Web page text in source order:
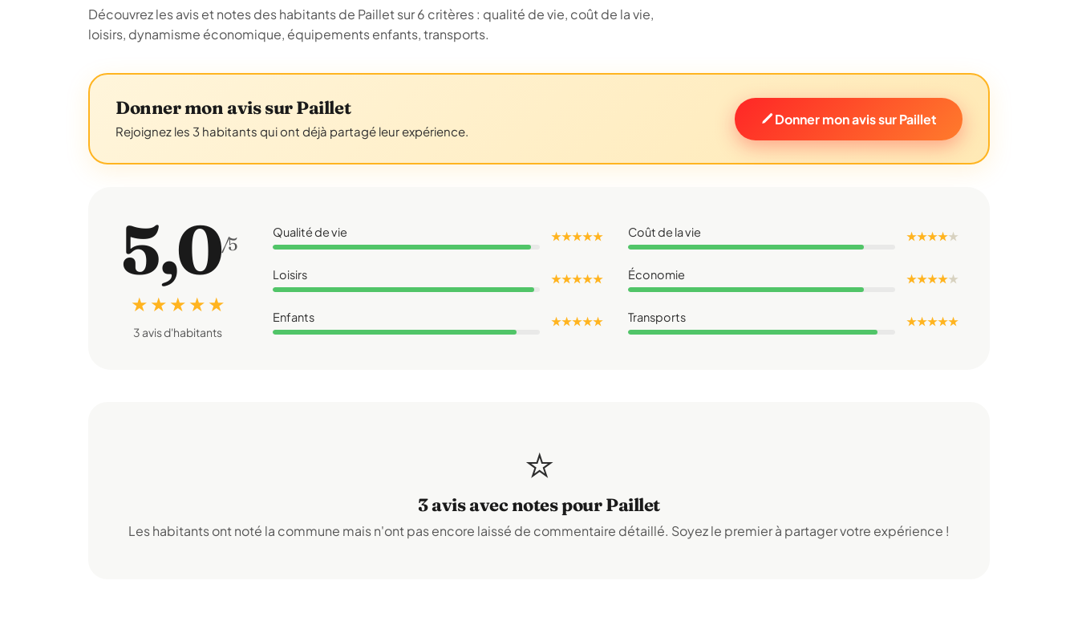
Découvrez les avis et notes des habitants de Paillet sur 6 critères : qualité de vie, coût de la vie,
loisirs, dynamisme économique, équipements enfants, transports.
Donner mon avis sur Paillet
Rejoignez les 3 habitants qui ont déjà partagé leur expérience.
Donner mon avis sur Paillet
5,0/5
★ ★ ★ ★ ★
3 avis d'habitants
Qualité de vie ★ ★ ★ ★ ★ Coût de la vie ★ ★ ★ ★★
Loisirs ★ ★ ★ ★ ★ Économie ★ ★ ★ ★★
Enfants ★ ★ ★ ★ ★ Transports ★ ★ ★ ★ ★
⭐
3 avis avec notes pour Paillet
Les habitants ont noté la commune mais n'ont pas encore laissé de commentaire détaillé. Soyez le premier à partager votre expérience !